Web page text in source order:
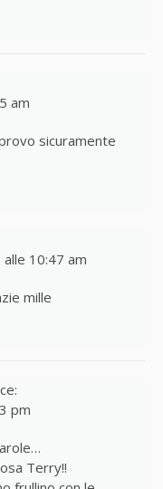
am
sicuramente
10:47 am
mille
pm
Terry!!